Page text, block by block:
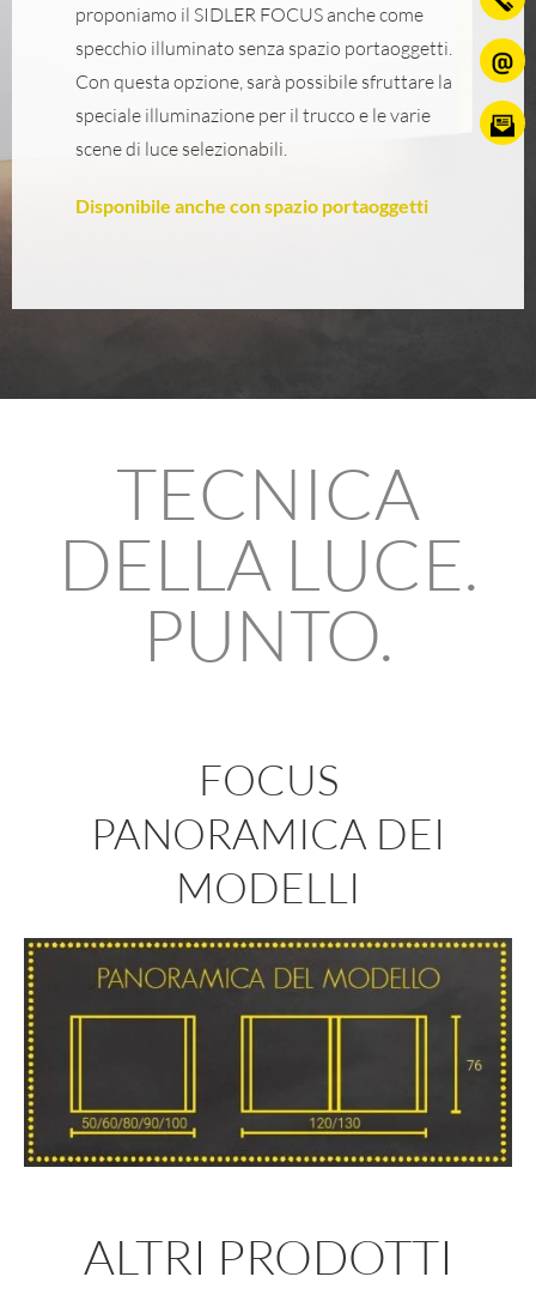
proponiamo il SIDLER FOCUS anche come
specchio illuminato senza spazio portaoggetti.
Con questa opzione, sarà possibile sfruttare la
speciale illuminazione per il trucco e le varie
scene di luce selezionabili.
Disponibile anche con spazio portaoggetti
TECNICA
DELLA LUCE.
PUNTO.
FOCUS
PANORAMICA DEI
MODELLI
ALTRI PRODOTTI